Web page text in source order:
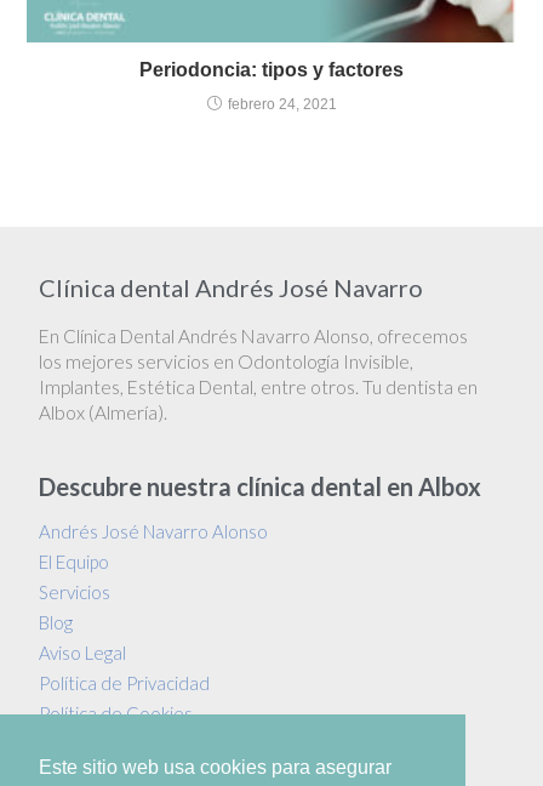
Periodoncia: tipos y factores
febrero 24, 2021
Clínica dental Andrés José Navarro
En Clínica Dental Andrés Navarro Alonso, ofrecemos
los mejores servicios en Odontología Invisible,
Implantes, Estética Dental, entre otros. Tu dentista en
Albox (Almería).
Descubre nuestra clínica dental en Albox
Andrés José Navarro Alonso
El Equipo
Servicios
Blog
Aviso Legal
Política de Privacidad
Política de Cookies
Este sitio web usa cookies para asegurar